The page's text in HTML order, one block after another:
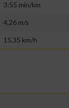
3:55 min/km
4,26 m/s
15,35 km/h